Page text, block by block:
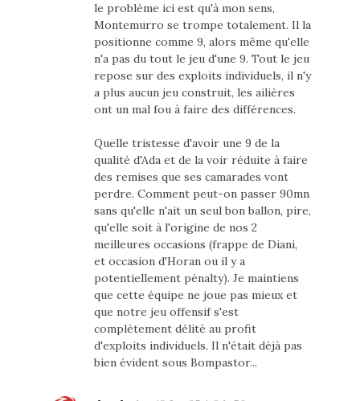
le problème ici est qu'à mon sens,
Montemurro se trompe totalement. Il la
positionne comme 9, alors même qu'elle
n'a pas du tout le jeu d'une 9. Tout le jeu
repose sur des exploits individuels, il n'y
a plus aucun jeu construit, les ailières
ont un mal fou à faire des différences.
Quelle tristesse d'avoir une 9 de la
qualité d'Ada et de la voir réduite à faire
des remises que ses camarades vont
perdre. Comment peut-on passer 90mn
sans qu'elle n'ait un seul bon ballon, pire,
qu'elle soit à l'origine de nos 2
meilleures occasions (frappe de Diani,
et occasion d'Horan ou il y a
potentiellement pénalty). Je maintiens
que cette équipe ne joue pas mieux et
que notre jeu offensif s'est
complètement délité au profit
d'exploits individuels. Il n'était déjà pas
bien évident sous Bompastor...